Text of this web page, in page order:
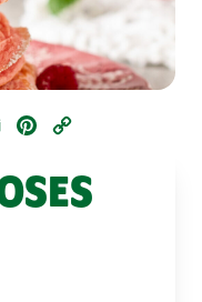
Email Pinterest